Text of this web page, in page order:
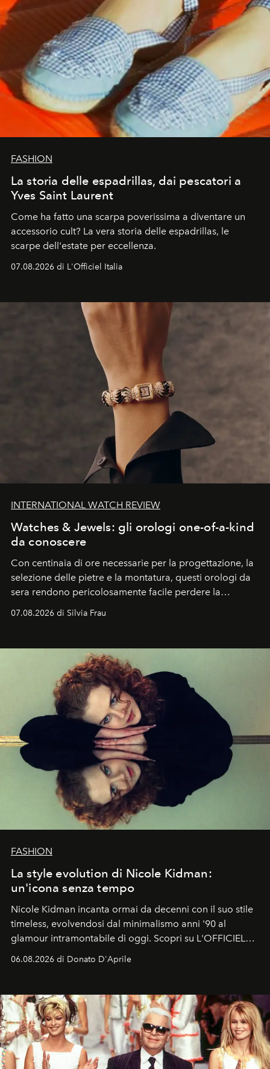
FASHION
La storia delle espadrillas, dai pescatori a
Yves Saint Laurent
Come ha fatto una scarpa poverissima a diventare un
accessorio cult? La vera storia delle espadrillas, le
scarpe dell'estate per eccellenza.
07.08.2026 di L'Officiel Italia
INTERNATIONAL WATCH REVIEW
Watches & Jewels: gli orologi one-of-a-kind
da conoscere
Con centinaia di ore necessarie per la progettazione, la
selezione delle pietre e la montatura, questi orologi da
sera rendono pericolosamente facile perdere la
cognizione del tempo. Ma con quadranti così
07.08.2026 di Silvia Frau
FASHION
La style evolution di Nicole Kidman:
un'icona senza tempo
Nicole Kidman incanta ormai da decenni con il suo stile
timeless, evolvendosi dal minimalismo anni '90 al
glamour intramontabile di oggi. Scopri su L'OFFICIEL
Italia la sua style evolution.
06.08.2026 di Donato D'Aprile